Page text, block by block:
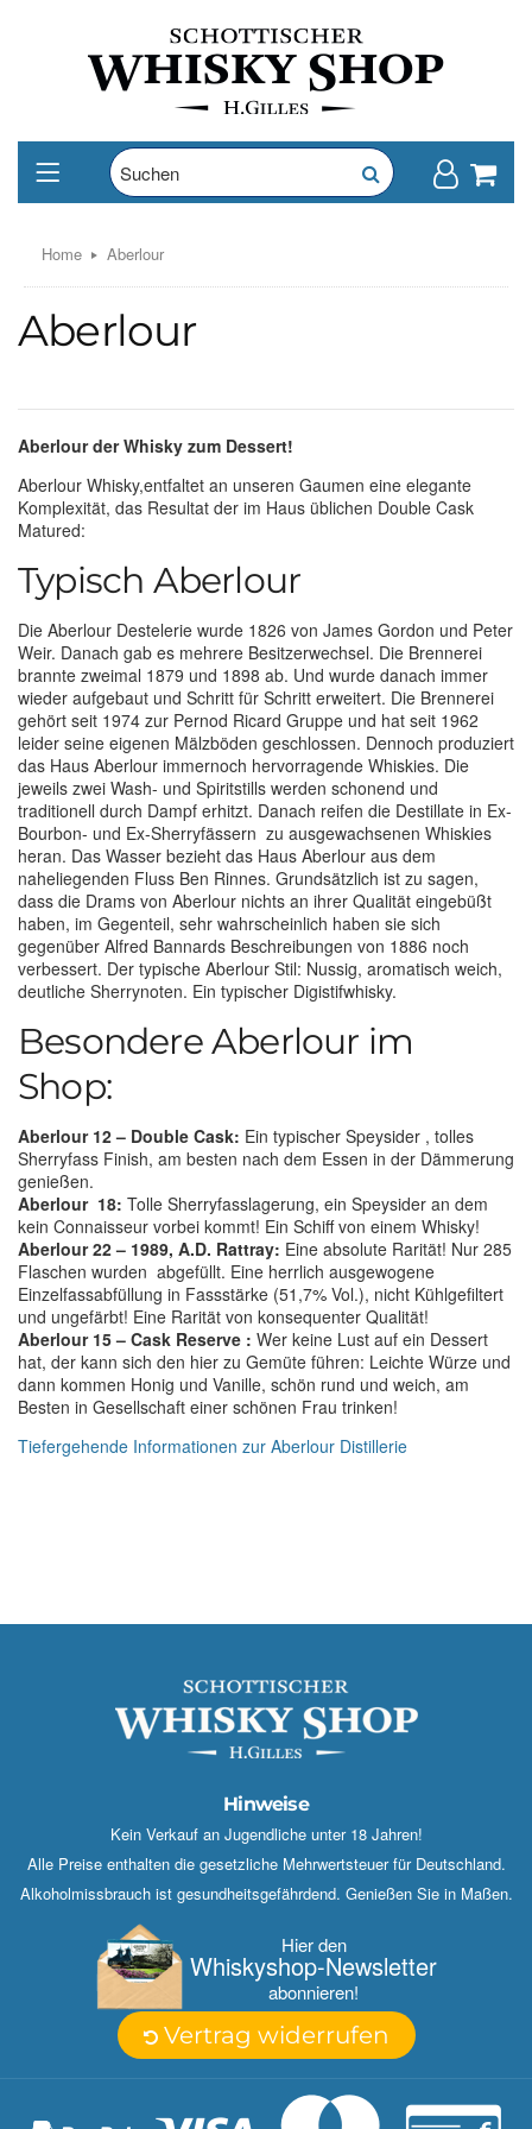
Home Aberlour
Aberlour
Aberlour der Whisky zum Dessert!
Aberlour Whisky,entfaltet an unseren Gaumen eine elegante
Komplexität, das Resultat der im Haus üblichen Double Cask
Matured:
Typisch Aberlour
Die Aberlour Destelerie wurde 1826 von James Gordon und Peter
Weir. Danach gab es mehrere Besitzerwechsel. Die Brennerei
brannte zweimal 1879 und 1898 ab. Und wurde danach immer
wieder aufgebaut und Schritt für Schritt erweitert. Die Brennerei
gehört seit 1974 zur Pernod Ricard Gruppe und hat seit 1962
leider seine eigenen Mälzböden geschlossen. Dennoch produziert
das Haus Aberlour immernoch hervorragende Whiskies. Die
jeweils zwei Wash- und Spiritstills werden schonend und
traditionell durch Dampf erhitzt. Danach reifen die Destillate in Ex-
Bourbon- und Ex-Sherryfässern zu ausgewachsenen Whiskies
heran. Das Wasser bezieht das Haus Aberlour aus dem
naheliegenden Fluss Ben Rinnes. Grundsätzlich ist zu sagen,
dass die Drams von Aberlour nichts an ihrer Qualität eingebüßt
haben, im Gegenteil, sehr wahrscheinlich haben sie sich
gegenüber Alfred Bannards Beschreibungen von 1886 noch
verbessert. Der typische Aberlour Stil: Nussig, aromatisch weich,
deutliche Sherrynoten. Ein typischer Digistifwhisky.
Besondere Aberlour im
Shop:
Aberlour 12 – Double Cask: Ein typischer Speysider , tolles
Sherryfass Finish, am besten nach dem Essen in der Dämmerung
genießen.
Aberlour 18: Tolle Sherryfasslagerung, ein Speysider an dem
kein Connaisseur vorbei kommt! Ein Schiff von einem Whisky!
Aberlour 22 – 1989, A.D. Rattray: Eine absolute Rarität! Nur 285
Flaschen wurden abgefüllt. Eine herrlich ausgewogene
Einzelfassabfüllung in Fassstärke (51,7% Vol.), nicht Kühlgefiltert
und ungefärbt! Eine Rarität von konsequenter Qualität!
Aberlour 15 – Cask Reserve : Wer keine Lust auf ein Dessert
hat, der kann sich den hier zu Gemüte führen: Leichte Würze und
dann kommen Honig und Vanille, schön rund und weich, am
Besten in Gesellschaft einer schönen Frau trinken!
Tiefergehende Informationen zur Aberlour Distillerie
Hinweise
Kein Verkauf an Jugendliche unter 18 Jahren!
Alle Preise enthalten die gesetzliche Mehrwertsteuer für Deutschland.
Alkoholmissbrauch ist gesundheitsgefährdend. Genießen Sie in Maßen.
Hier den
Whisky­shop-Newsletter
abonnieren!
Vertrag widerrufen